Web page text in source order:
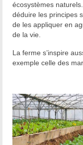
écosystèmes
déduire les principes
de les appliquer en
de la vie.
La ferme s’inspire
exemple celle des